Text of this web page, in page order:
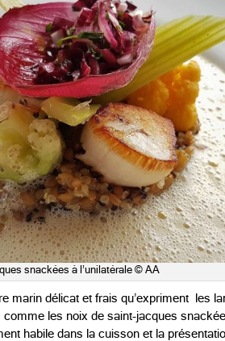
snackées à l’unilatérale © AA
marin délicat et frais qu’expriment les
les noix de saint-jacques
habile dans la cuisson et la